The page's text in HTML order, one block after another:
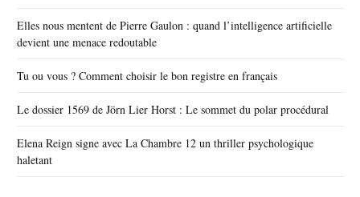
Elles nous mentent de Pierre Gaulon : quand l’intelligence artificielle
devient une menace redoutable
Tu ou vous ? Comment choisir le bon registre en français
Le dossier 1569 de Jörn Lier Horst : Le sommet du polar procédural
Elena Reign signe avec La Chambre 12 un thriller psychologique
haletant